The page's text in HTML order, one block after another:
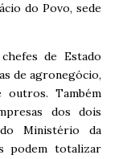
do Povo, sede
de Estado
de agronegócio,
outros. Também
dos dois
Ministério da
podem totalizar